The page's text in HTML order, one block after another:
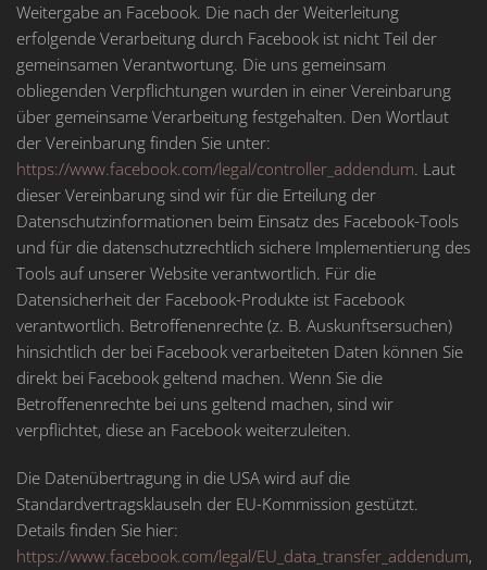
Weitergabe an Facebook. Die nach der Weiterleitung
erfolgende Verarbeitung durch Facebook ist nicht Teil der
gemeinsamen Verantwortung. Die uns gemeinsam
obliegenden Verpflichtungen wurden in einer Vereinbarung
über gemeinsame Verarbeitung festgehalten. Den Wortlaut
der Vereinbarung finden Sie unter:
https://www.facebook.com/legal/controller_addendum. Laut
dieser Vereinbarung sind wir für die Erteilung der
Datenschutzinformationen beim Einsatz des Facebook-Tools
und für die datenschutzrechtlich sichere Implementierung des
Tools auf unserer Website verantwortlich. Für die
Datensicherheit der Facebook-Produkte ist Facebook
verantwortlich. Betroffenenrechte (z. B. Auskunftsersuchen)
hinsichtlich der bei Facebook verarbeiteten Daten können Sie
direkt bei Facebook geltend machen. Wenn Sie die
Betroffenenrechte bei uns geltend machen, sind wir
verpflichtet, diese an Facebook weiterzuleiten.
Die Datenübertragung in die USA wird auf die
Standardvertragsklauseln der EU-Kommission gestützt.
Details finden Sie hier:
https://www.facebook.com/legal/EU_data_transfer_addendum,